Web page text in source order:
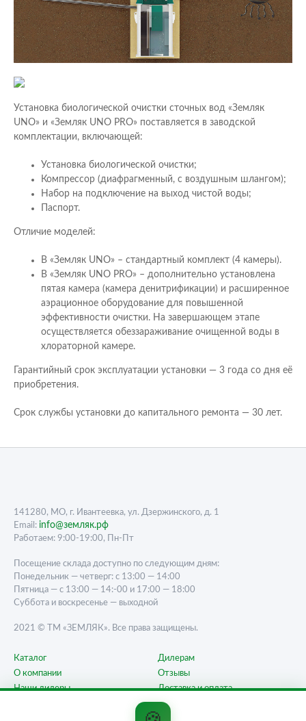
Установка биологической очистки сточных вод «Земляк
UNO» и «Земляк UNO PRO» поставляется в заводской
комплектации, включающей:
Установка биологической очистки;
Компрессор (диафрагменный, с воздушным шлангом);
Набор на подключение на выход чистой воды;
Паспорт.
Отличие моделей:
В «Земляк UNO» – стандартный комплект (4 камеры).
В «Земляк UNO PRO» – дополнительно установлена
пятая камера (камера денитрификации) и расширенное
аэрационное оборудование для повышенной
эффективности очистки. На завершающем этапе
осуществляется обеззараживание очищенной воды в
хлораторной камере.
Гарантийный срок эксплуатации установки — 3 года со дня её
приобретения.
Срок службы установки до капитального ремонта — 30 лет.
141280, МО, г. Ивантеевка, ул. Дзержинского, д. 1
Email: info@земляк.рф
Работаем: 9:00-19:00, Пн-Пт
Посещение склада доступно по следующим дням:
Понедельник — четверг: с 13:00 — 14:00
Пятница — с 13:00 — 14:-00 и 17:00 — 18:00
Суббота и воскресенье — выходной
2021 © ТМ «ЗЕМЛЯК». Все права защищены.
Каталог
О компании
Наши дилеры
Дилерам
Отзывы
Доставка и оплата
Контакты